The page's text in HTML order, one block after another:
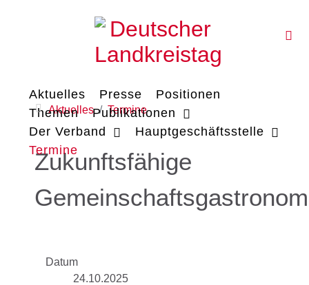
Aktuelles Presse
Positionen
Themen
Publikationen
Der Verband
Hauptgeschäftsstelle
Termine
Aktuelles Termine
Zukunftsfähige
Datum
24.10.2025